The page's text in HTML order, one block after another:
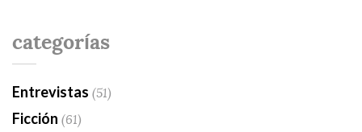
categorías
Entrevistas (51)
Ficción (61)